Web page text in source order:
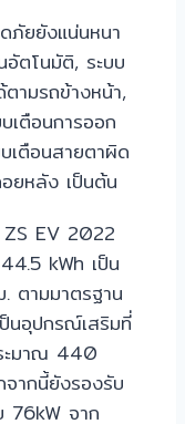
ยังแน่นหนา
อัตโนมัติ, ระบบ
ามรถข้างหน้า,
เตือนการออก
เตือนสายตาผิด
ยหลัง เป็นต้น
EV 2022
kWh เป็น
ตามมาตรฐาน
ป็นอุปกรณ์เสริมที่
ะมาณ 440
ากนี้ยังรองรับ
76kW จาก